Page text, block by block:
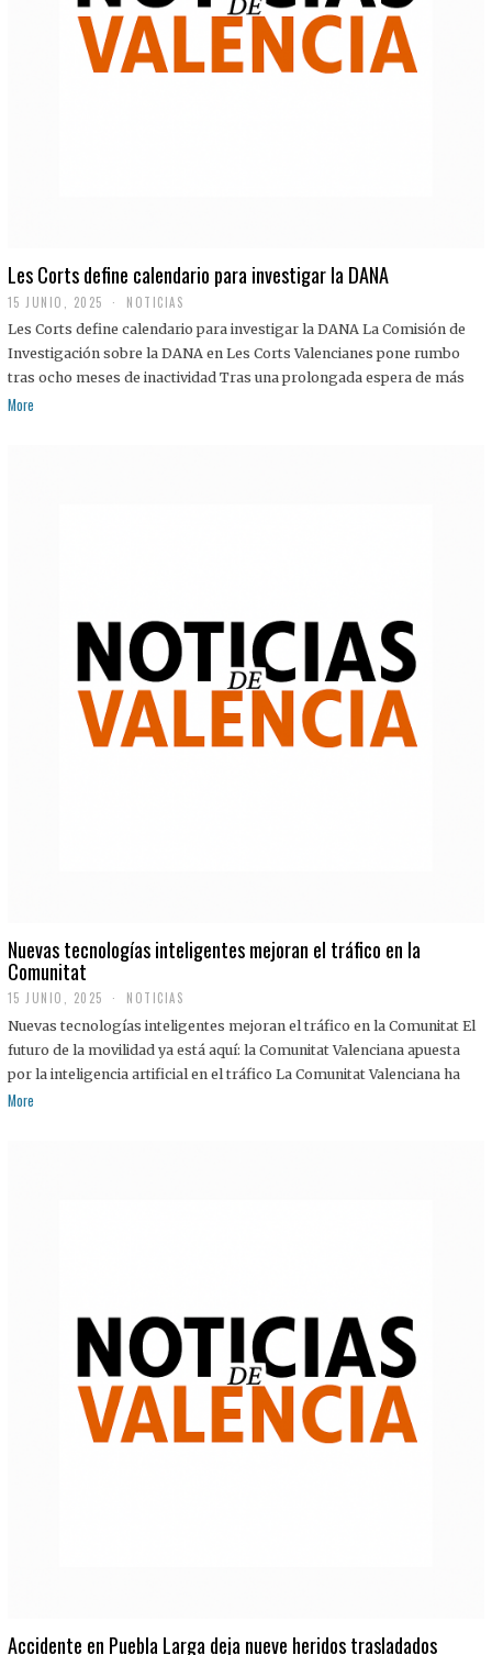
Les Corts define calendario para investigar la DANA
15 JUNIO, 2025 NOTICIAS
Les Corts define calendario para investigar la DANA La Comisión de
Investigación sobre la DANA en Les Corts Valencianes pone rumbo
tras ocho meses de inactividad Tras una prolongada espera de más
More
Nuevas tecnologías inteligentes mejoran el tráfico en la
Comunitat
15 JUNIO, 2025 NOTICIAS
Nuevas tecnologías inteligentes mejoran el tráfico en la Comunitat El
futuro de la movilidad ya está aquí: la Comunitat Valenciana apuesta
por la inteligencia artificial en el tráfico La Comunitat Valenciana ha
More
Accidente en Puebla Larga deja nueve heridos trasladados